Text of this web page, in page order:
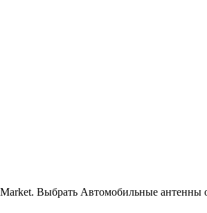
Выбрать Автомобильные антенны